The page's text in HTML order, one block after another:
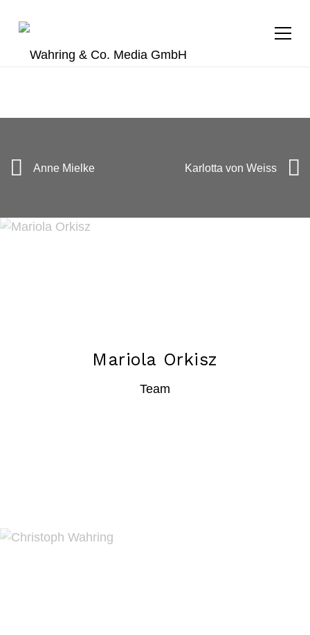
Anne Mielke Karlotta von Weiss
Mariola Orkisz
Team